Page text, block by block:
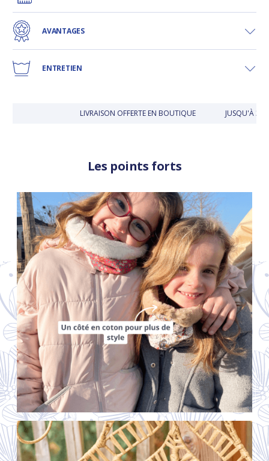
AVANTAGES
ENTRETIEN
LIVRAISON OFFERTE EN BOUTIQUE JUSQU'À 30
Les points forts